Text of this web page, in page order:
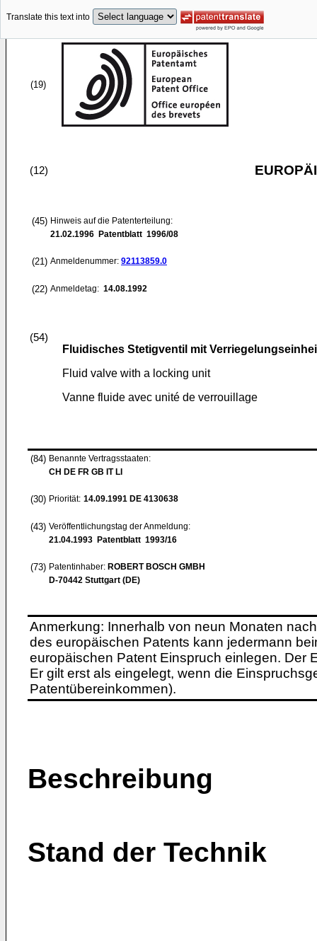
Translate this text into
(19)
(12)
(45) Hinweis auf die Patenterteilung:
21.02.1996 Patentblatt 1996/08
(21) Anmeldenummer: 92113859.0
(22) Anmeldetag: 14.08.1992
(54)
Fluidisches Stetigventil mit
Fluid valve with a locking unit
Vanne fluide avec unité de verrouillage
(84) Benannte Vertragsstaaten:
CH DE FR GB IT LI
(30) Priorität: 14.09.1991 DE 4130638
(43) Veröffentlichungstag der Anmeldung:
21.04.1993 Patentblatt 1993/16
(73) Patentinhaber: ROBERT BOSCH GMBH
D-70442 Stuttgart (DE)
Anmerkung: Innerhalb von neun Monaten
des europäischen Patents kann jedermann
europäischen Patent Einspruch einlegen. Der
Er gilt erst als eingelegt, wenn die
Patentübereinkommen).
Beschreibung
Stand der Technik